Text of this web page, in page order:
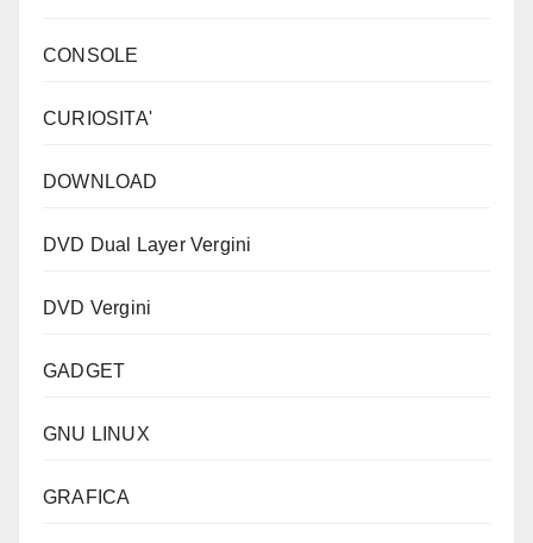
CONSOLE
CURIOSITA'
DOWNLOAD
DVD Dual Layer Vergini
DVD Vergini
GADGET
GNU LINUX
GRAFICA